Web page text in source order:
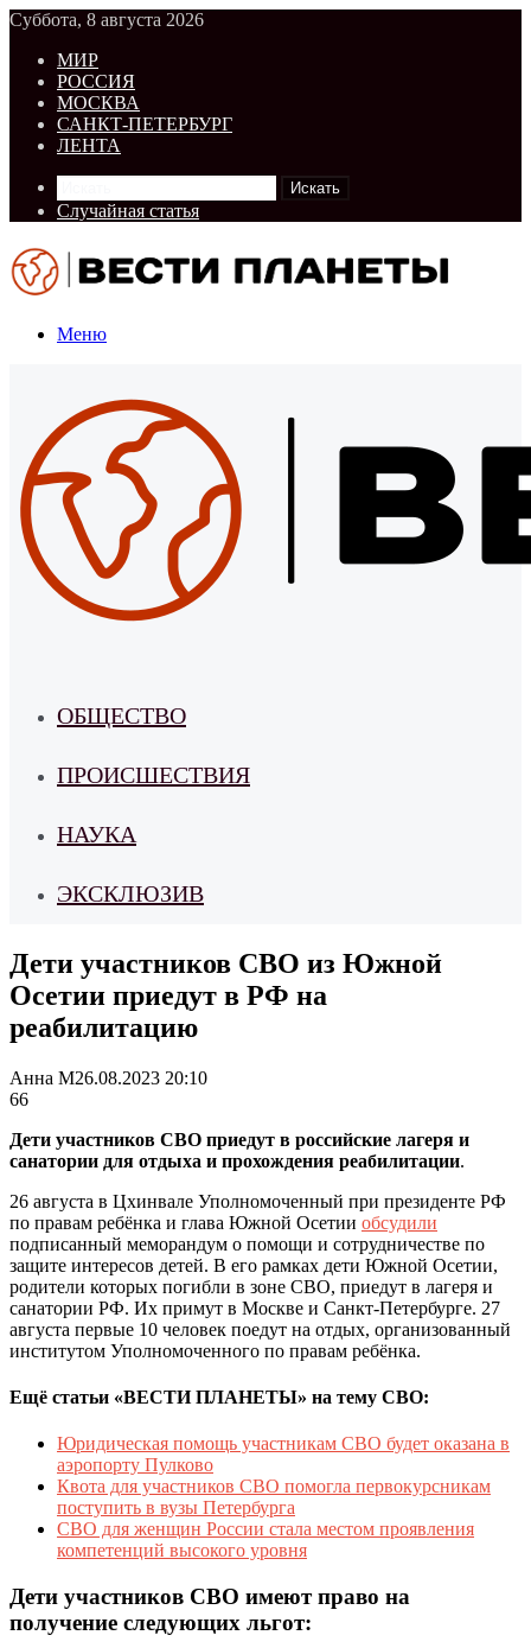
Суббота, 8 августа 2026
МИР
РОССИЯ
МОСКВА
САНКТ-ПЕТЕРБУРГ
ЛЕНТА
Искать
Случайная статья
Меню
ОБЩЕСТВО
ПРОИСШЕСТВИЯ
НАУКА
ЭКСКЛЮЗИВ
Дети участников СВО из Южной
Осетии приедут в РФ на
реабилитацию
Анна М26.08.2023 20:10
66
Дети участников СВО приедут в российские лагеря и
санатории для отдыха и прохождения реабилитации.
26 августа в Цхинвале Уполномоченный при президенте РФ
по правам ребёнка и глава Южной Осетии обсудили
подписанный меморандум о помощи и сотрудничестве по
защите интересов детей. В его рамках дети Южной Осетии,
родители которых погибли в зоне СВО, приедут в лагеря и
санатории РФ. Их примут в Москве и Санкт-Петербурге. 27
августа первые 10 человек поедут на отдых, организованный
институтом Уполномоченного по правам ребёнка.
Ещё статьи «ВЕСТИ ПЛАНЕТЫ» на тему СВО:
Юридическая помощь участникам СВО будет оказана в
аэропорту Пулково
Квота для участников СВО помогла первокурсникам
поступить в вузы Петербурга
СВО для женщин России стала местом проявления
компетенций высокого уровня
Дети участников СВО имеют право на
получение следующих льгот: